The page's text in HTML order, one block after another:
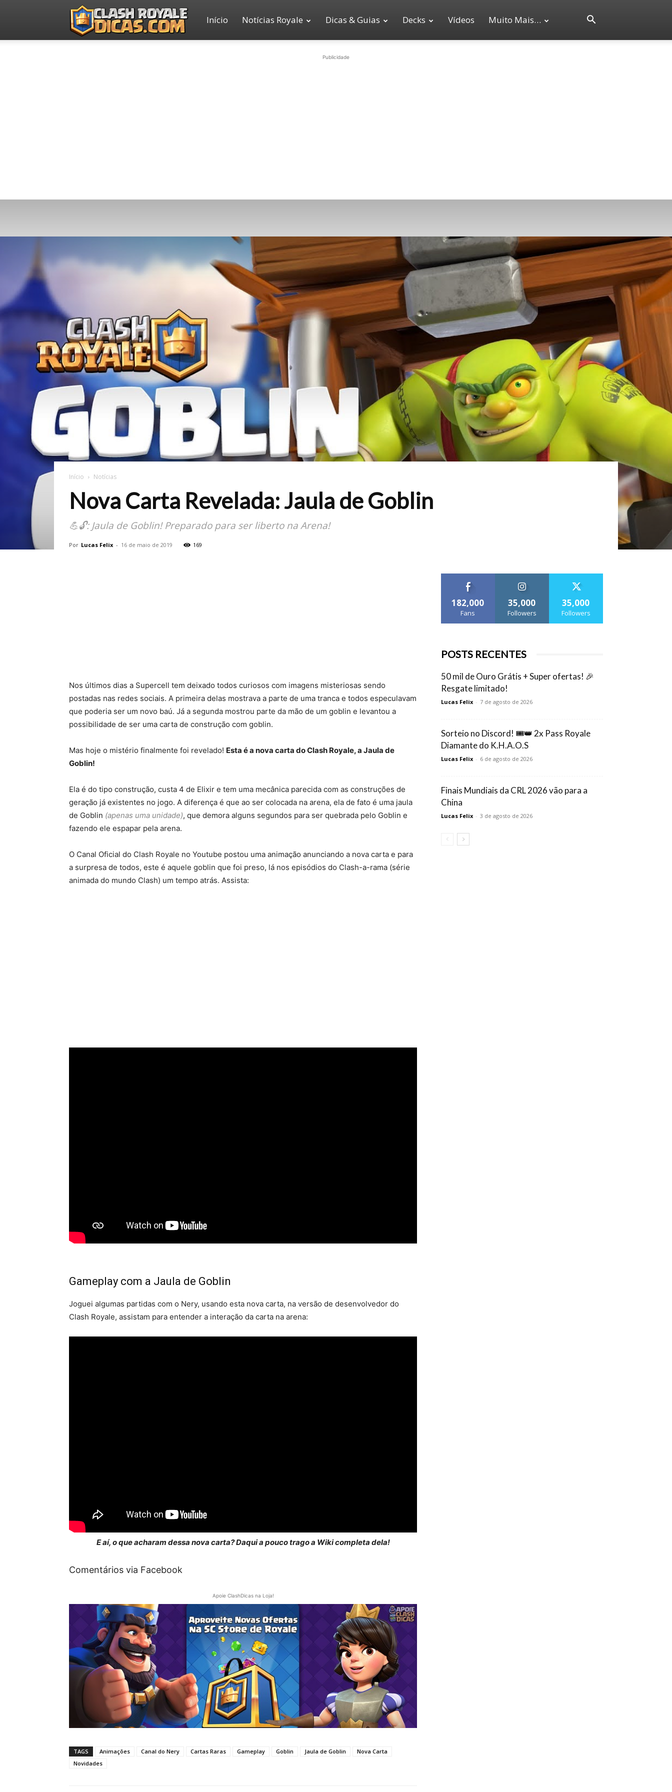
Clash
Início Notícias Royale Dicas & Guias Decks Vídeos Muito Mais…
Publicidade
Início Notícias
Nova Carta Revelada: Jaula de Goblin
💪🔓: Jaula de Goblin! Preparado para ser liberto na Arena!
Por Lucas Felix - 16 de maio de 2019 169
Nos últimos dias a Supercell tem deixado todos curiosos com imagens misteriosas sendo
postadas nas redes sociais. A primeira delas mostrava a parte de uma tranca e todos especulavam
que poderia ser um novo baú. Já a segunda mostrou parte da mão de um goblin e levantou a
possibilidade de ser uma carta de construção com goblin.
Mas hoje o mistério finalmente foi revelado! Esta é a nova carta do Clash Royale, a Jaula de
Goblin!
Ela é do tipo construção, custa 4 de Elixir e tem uma mecânica parecida com as construções de
geração já existentes no jogo. A diferença é que ao ser colocada na arena, ela de fato é uma jaula
de Goblin (apenas uma unidade), que demora alguns segundos para ser quebrada pelo Goblin e
fazendo ele espapar pela arena.
O Canal Oficial do Clash Royale no Youtube postou uma animação anunciando a nova carta e para
a surpresa de todos, este é aquele goblin que foi preso, lá nos episódios do Clash-a-rama (série
animada do mundo Clash) um tempo atrás. Assista:
Gameplay com a Jaula de Goblin
Joguei algumas partidas com o Nery, usando esta nova carta, na versão de desenvolvedor do
Clash Royale, assistam para entender a interação da carta na arena:
E aí, o que acharam dessa nova carta? Daqui a pouco trago a Wiki completa dela!
Comentários via Facebook
Apoie ClashDicas na Loja!
TAGS Animações Canal do Nery Cartas Raras Gameplay Goblin Jaula de Goblin
Nova Carta
Novidades
182,000
Fans
35,000
Followers
35,000
Followers
POSTS RECENTES
50 mil de Ouro Grátis + Super ofertas! 🎉
Resgate limitado!
Lucas Felix - 7 de agosto de 2026
Sorteio no Discord! 🎟️👑 2x Pass Royale
Diamante do K.H.A.O.S
Lucas Felix - 6 de agosto de 2026
Finais Mundiais da CRL 2026 vão para a
China
Lucas Felix - 3 de agosto de 2026